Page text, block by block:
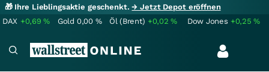
🎁 Ihre Lieblingsaktie geschenkt.→ Jetzt Depot eröffnen
DAX +0,69% Gold 0,00 % Öl (Brent) +0,02% Dow Jones +0,25%